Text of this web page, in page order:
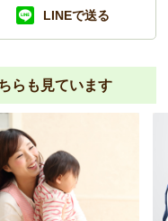
LINEで送る
らも見ています